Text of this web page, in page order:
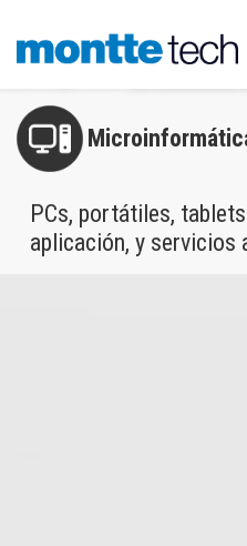
PCs, portátiles,
aplicación, y servicios